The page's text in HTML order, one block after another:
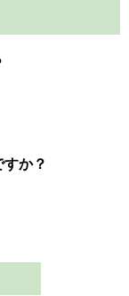
か？